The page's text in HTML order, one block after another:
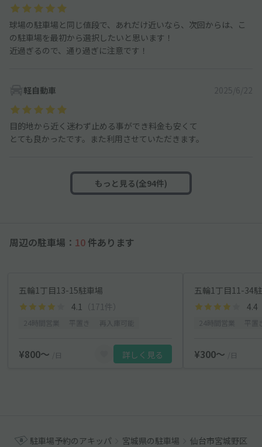
球場の駐車場と同じ値段で、あれだけ近いなら、次回からは、こ
の駐車場を最初から選択したいと思います！
近過ぎるので、通り過ぎに注意です！
軽自動車 2025/6/22
目的地から近く迷わず止める事ができ料金も安くて
とても良かったです。また利用させていただきます。
もっと見る(全94件)
周辺の駐車場： 10 件あります
五輪1丁目13-15駐車場
4.1
（171件）
¥800〜 /日 詳しく見る
五輪1丁目11-34
4.4
¥300〜 /日
駐車場予約のアキッパ 宮城県の駐車場 仙台市宮城野区の